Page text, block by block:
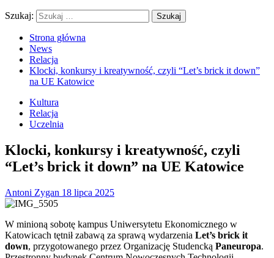
Szukaj:
Strona główna
News
Relacja
Klocki, konkursy i kreatywność, czyli “Let’s brick it down”
na UE Katowice
Kultura
Relacja
Uczelnia
Klocki, konkursy i kreatywność, czyli
“Let’s brick it down” na UE Katowice
Antoni Zygan 18 lipca 2025
W minioną sobotę kampus Uniwersytetu Ekonomicznego w
Katowicach tętnił zabawą za sprawą wydarzenia Let’s brick it
down, przygotowanego przez Organizację Studencką Paneuropa.